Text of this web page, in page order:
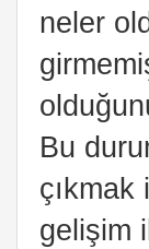
neler
Bu
gelişim